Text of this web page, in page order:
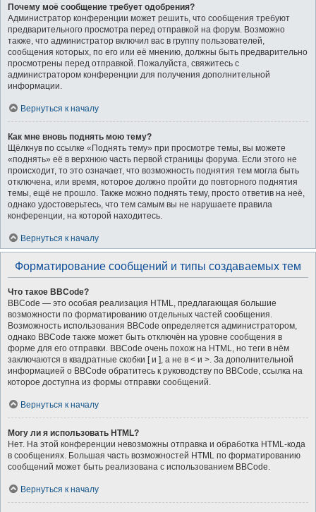
Почему моё сообщение требует одобрения?
Администратор конференции может решить, что сообщения требуют
предварительного просмотра перед отправкой на форум. Возможно
также, что администратор включил вас в группу пользователей,
сообщения которых, по его или её мнению, должны быть предварительно
просмотрены перед отправкой. Пожалуйста, свяжитесь с
администратором конференции для получения дополнительной
информации.
Вернуться к началу
Как мне вновь поднять мою тему?
Щёлкнув по ссылке «Поднять тему» при просмотре темы, вы можете
«поднять» её в верхнюю часть первой страницы форума. Если этого не
происходит, то это означает, что возможность поднятия тем могла быть
отключена, или время, которое должно пройти до повторного поднятия
темы, ещё не прошло. Также можно поднять тему, просто ответив на неё,
однако удостоверьтесь, что тем самым вы не нарушаете правила
конференции, на которой находитесь.
Вернуться к началу
Форматирование сообщений и типы создаваемых тем
Что такое BBCode?
BBCode — это особая реализация HTML, предлагающая большие
возможности по форматированию отдельных частей сообщения.
Возможность использования BBCode определяется администратором,
однако BBCode также может быть отключён на уровне сообщения в
форме для его отправки. BBCode очень похож на HTML, но теги в нём
заключаются в квадратные скобки [ и ], а не в < и >. За дополнительной
информацией о BBCode обратитесь к руководству по BBCode, ссылка на
которое доступна из формы отправки сообщений.
Вернуться к началу
Могу ли я использовать HTML?
Нет. На этой конференции невозможны отправка и обработка HTML-кода
в сообщениях. Большая часть возможностей HTML по форматированию
сообщений может быть реализована с использованием BBCode.
Вернуться к началу